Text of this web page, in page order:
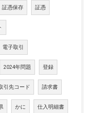
証憑保存 証憑
電子取引
2024年問題 登録
引先コード 請求書
かに 仕入明細書